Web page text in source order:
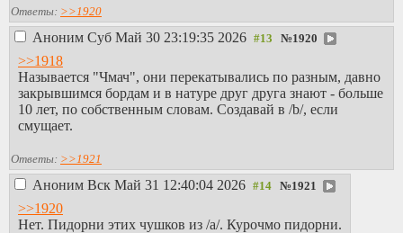
Ответы: >>1920
Аноним Суб Май 30 23:19:35 2026 №1920
>>1918
Называется "Чмач", они перекатывались по разным, давно
закрывшимся бордам и в натуре друг друга знают - больше
10 лет, по собственным словам. Создавай в /b/, если
смущает.
Ответы: >>1921
Аноним Вск Май 31 12:40:04 2026 №1921
>>1920
Нет. Пидорни этих чушков из /а/. Курочмо пидорни.